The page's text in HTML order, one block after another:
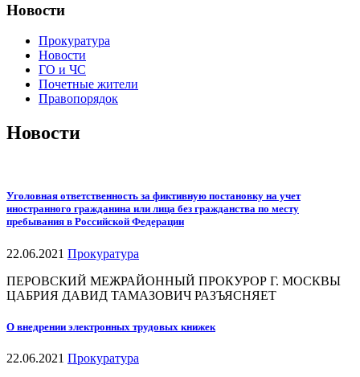
Новости
Прокуратура
Новости
ГО и ЧС
Почетные жители
Правопорядок
Новости
Уголовная ответственность за фиктивную постановку на учет
иностранного гражданина или лица без гражданства по месту
пребывания в Российской Федерации
22.06.2021 Прокуратура
ПЕРОВСКИЙ МЕЖРАЙОННЫЙ ПРОКУРОР Г. МОСКВЫ
ЦАБРИЯ ДАВИД ТАМАЗОВИЧ РАЗЪЯСНЯЕТ
О внедрении электронных трудовых книжек
22.06.2021 Прокуратура